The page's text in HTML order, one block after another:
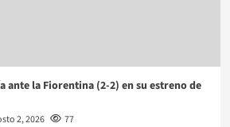
ante la Fiorentina (2-2) en su estreno de
2, 2026 77